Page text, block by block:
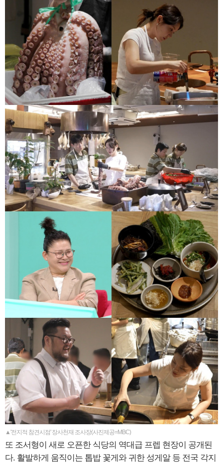
▲'전지적 참견시점' 장사천재 조사장(사진제공=MBC)
또 조서형이 새로 오픈한 식당의 역대급 프렙 현장이 공개된
다. 활발하게 움직이는 톱밥 꽃게와 귀한 성게알 등 전국 각지